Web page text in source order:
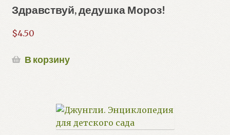
Здравствуй, дедушка Мороз!
$4.50
В корзину